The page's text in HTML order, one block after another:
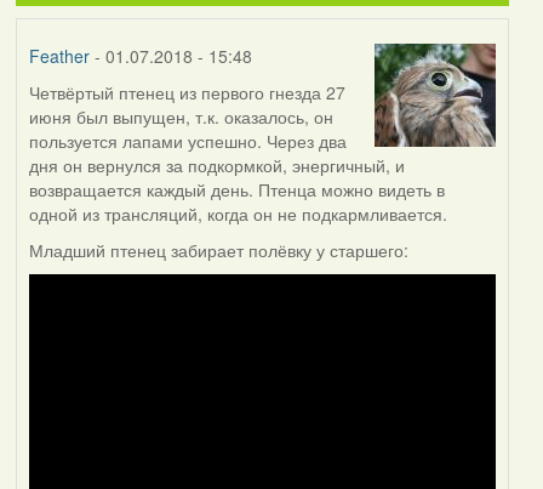
Feather- 01.07.2018 - 15:48
Четвёртый птенец из первого гнезда 27
июня был выпущен, т.к. оказалось, он
пользуется лапами успешно. Через два
дня он вернулся за подкормкой, энергичный, и
возвращается каждый день. Птенца можно видеть в
одной из трансляций, когда он не подкармливается.
Младший птенец забирает полёвку у старшего: